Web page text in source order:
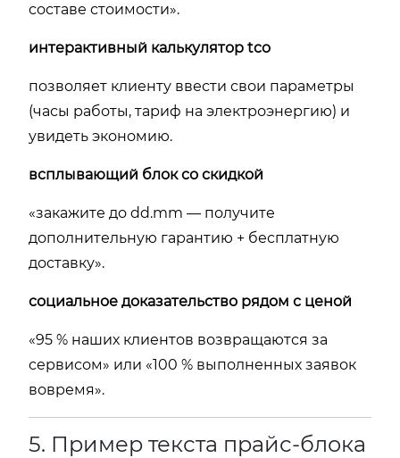
составе стоимости».
интерактивный калькулятор tco
позволяет клиенту ввести свои параметры
(часы работы, тариф на электроэнергию) и
увидеть экономию.
всплывающий блок со скидкой
«закажите до dd.mm — получите
дополнительную гарантию + бесплатную
доставку».
социальное доказательство рядом с ценой
«95 % наших клиентов возвращаются за
сервисом» или «100 % выполненных заявок
вовремя».
5. Пример текста прайс-блока